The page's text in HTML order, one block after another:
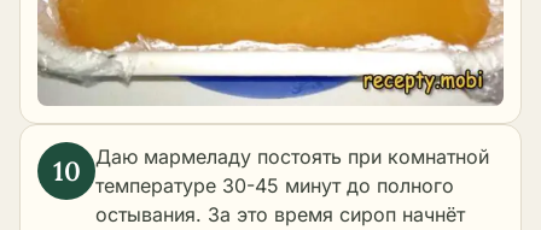
Даю мармеладу постоять при комнатной
температуре 30-45 минут до полного
остывания. За это время сироп начнёт